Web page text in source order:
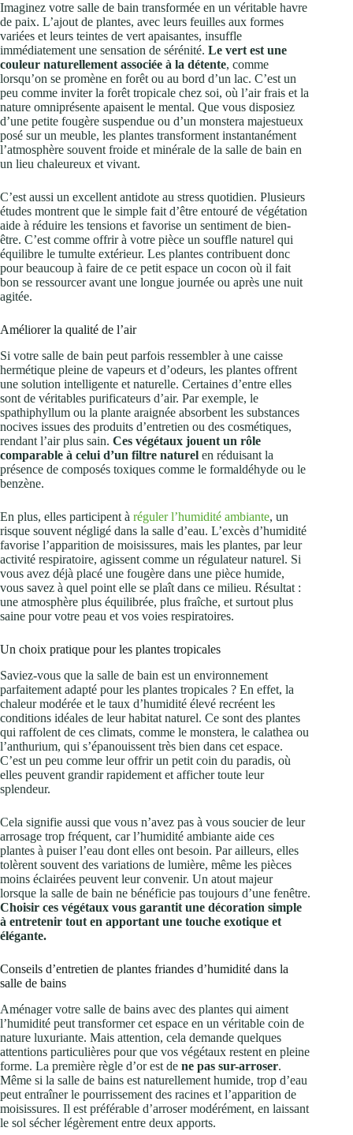
Imaginez votre salle de bain transformée en un véritable havre
de paix. L’ajout de plantes, avec leurs feuilles aux formes
variées et leurs teintes de vert apaisantes, insuffle
immédiatement une sensation de sérénité. Le vert est une
couleur naturellement associée à la détente, comme
lorsqu’on se promène en forêt ou au bord d’un lac. C’est un
peu comme inviter la forêt tropicale chez soi, où l’air frais et la
nature omniprésente apaisent le mental. Que vous disposiez
d’une petite fougère suspendue ou d’un monstera majestueux
posé sur un meuble, les plantes transforment instantanément
l’atmosphère souvent froide et minérale de la salle de bain en
un lieu chaleureux et vivant.
C’est aussi un excellent antidote au stress quotidien. Plusieurs
études montrent que le simple fait d’être entouré de végétation
aide à réduire les tensions et favorise un sentiment de bien-
être. C’est comme offrir à votre pièce un souffle naturel qui
équilibre le tumulte extérieur. Les plantes contribuent donc
pour beaucoup à faire de ce petit espace un cocon où il fait
bon se ressourcer avant une longue journée ou après une nuit
agitée.
Améliorer la qualité de l’air
Si votre salle de bain peut parfois ressembler à une caisse
hermétique pleine de vapeurs et d’odeurs, les plantes offrent
une solution intelligente et naturelle. Certaines d’entre elles
sont de véritables purificateurs d’air. Par exemple, le
spathiphyllum ou la plante araignée absorbent les substances
nocives issues des produits d’entretien ou des cosmétiques,
rendant l’air plus sain. Ces végétaux jouent un rôle
comparable à celui d’un filtre naturel en réduisant la
présence de composés toxiques comme le formaldéhyde ou le
benzène.
En plus, elles participent à réguler l’humidité ambiante, un
risque souvent négligé dans la salle d’eau. L’excès d’humidité
favorise l’apparition de moisissures, mais les plantes, par leur
activité respiratoire, agissent comme un régulateur naturel. Si
vous avez déjà placé une fougère dans une pièce humide,
vous savez à quel point elle se plaît dans ce milieu. Résultat :
une atmosphère plus équilibrée, plus fraîche, et surtout plus
saine pour votre peau et vos voies respiratoires.
Un choix pratique pour les plantes tropicales
Saviez-vous que la salle de bain est un environnement
parfaitement adapté pour les plantes tropicales ? En effet, la
chaleur modérée et le taux d’humidité élevé recréent les
conditions idéales de leur habitat naturel. Ce sont des plantes
qui raffolent de ces climats, comme le monstera, le calathea ou
l’anthurium, qui s’épanouissent très bien dans cet espace.
C’est un peu comme leur offrir un petit coin du paradis, où
elles peuvent grandir rapidement et afficher toute leur
splendeur.
Cela signifie aussi que vous n’avez pas à vous soucier de leur
arrosage trop fréquent, car l’humidité ambiante aide ces
plantes à puiser l’eau dont elles ont besoin. Par ailleurs, elles
tolèrent souvent des variations de lumière, même les pièces
moins éclairées peuvent leur convenir. Un atout majeur
lorsque la salle de bain ne bénéficie pas toujours d’une fenêtre.
Choisir ces végétaux vous garantit une décoration simple
à entretenir tout en apportant une touche exotique et
élégante.
Conseils d’entretien de plantes friandes d’humidité dans la
salle de bains
Aménager votre salle de bains avec des plantes qui aiment
l’humidité peut transformer cet espace en un véritable coin de
nature luxuriante. Mais attention, cela demande quelques
attentions particulières pour que vos végétaux restent en pleine
forme. La première règle d’or est de ne pas sur-arroser.
Même si la salle de bains est naturellement humide, trop d’eau
peut entraîner le pourrissement des racines et l’apparition de
moisissures. Il est préférable d’arroser modérément, en laissant
le sol sécher légèrement entre deux apports.